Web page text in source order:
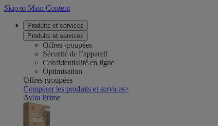
Skip to Main Content
Produits et services
Produits et services
Offres groupées
Sécurité de l’appareil
Confidentialité en ligne
Optimisation
Offres groupées
Comparer les produits et services>
Avira Prime